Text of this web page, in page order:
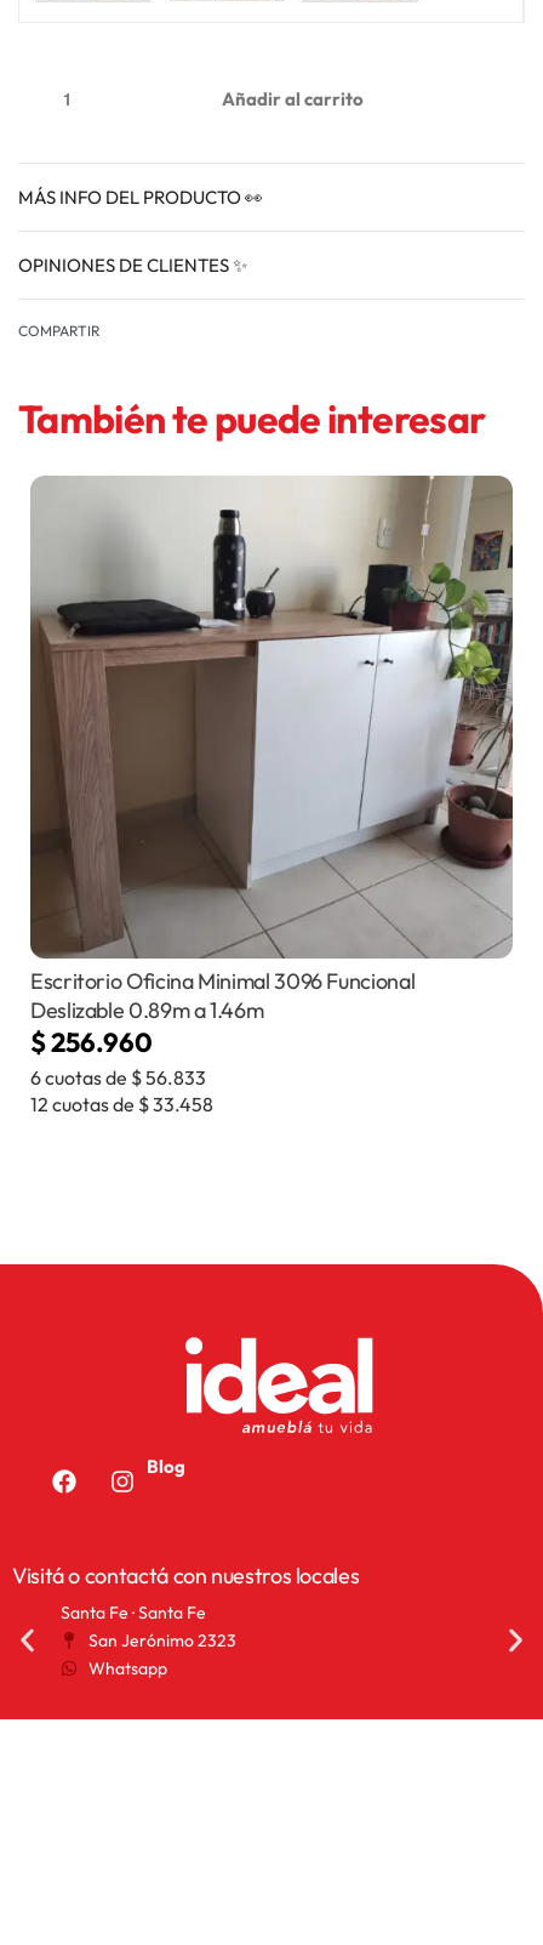
Añadir al carrito
MÁS INFO DEL PRODUCTO 👀
OPINIONES DE CLIENTES ✨
COMPARTIR
También te puede interesar
Escritorio Oficina Minimal 3096 Funcional
Deslizable 0.89m a 1.46m
$256.960
6 cuotas de $56.833
12 cuotas de $33.458
Blog
Visitá o contactá con nuestros locales
Santa Fe · Santa Fe
San Jerónimo 2323
Whatsapp